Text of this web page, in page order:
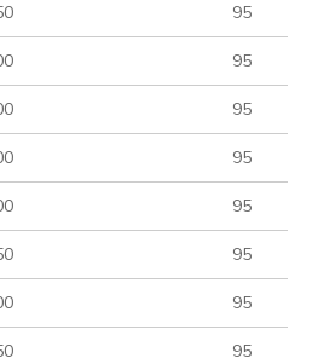
95
95
95
95
95
95
95
95